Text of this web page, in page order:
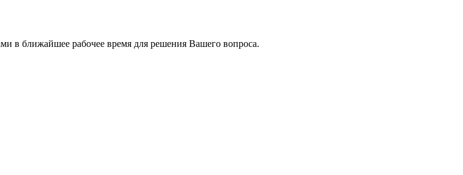
в ближайшее рабочее время для решения Вашего вопроса.